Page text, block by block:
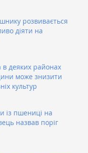
розвивається
діяти на
в деяких районах
може знизити
культур
із пшениці на
назвав поріг